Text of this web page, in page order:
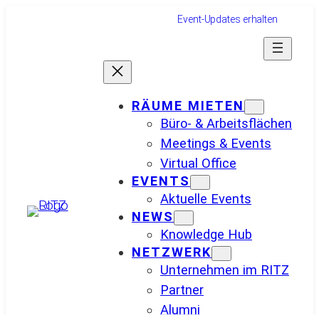
Event-Updates erhalten
RÄUME MIETEN
Büro- & Arbeitsflächen
Meetings & Events
Virtual Office
EVENTS
Aktuelle Events
NEWS
Knowledge Hub
NETZWERK
Unternehmen im RITZ
Partner
Alumni